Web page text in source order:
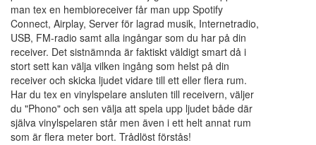
man tex en hembioreceiver får man upp Spotify
Connect, Airplay, Server för lagrad musik, Internetradio,
USB, FM-radio samt alla ingångar som du har på din
receiver. Det sistnämnda är faktiskt väldigt smart då i
stort sett kan välja vilken ingång som helst på din
receiver och skicka ljudet vidare till ett eller flera rum.
Har du tex en vinylspelare ansluten till receivern, väljer
du "Phono" och sen välja att spela upp ljudet både där
själva vinylspelaren står men även i ett helt annat rum
som är flera meter bort. Trådlöst förstås!